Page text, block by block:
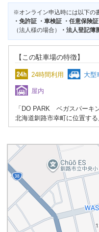
※オンライン申込時には以下の
・免許証 ・車検証 ・任意保険証
（法人様の場合）
・法人登記簿
【この駐車場の特徴】
24時間利用 大型
屋内
「DO PARK ベガスパーキ
北海道釧路市幸町に位置す